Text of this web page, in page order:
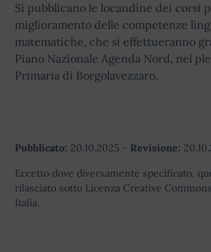
Si pubblicano le locandine dei corsi
miglioramento delle competenze
matematiche, che si effettueranno
Piano Nazionale Agenda Nord, nel
Primaria di Borgolavezzaro.
Pubblicato: 20.10.2025 - Revisione:
Eccetto dove diversamente specificato,
rilasciato sotto Licenza Creative
Italia.